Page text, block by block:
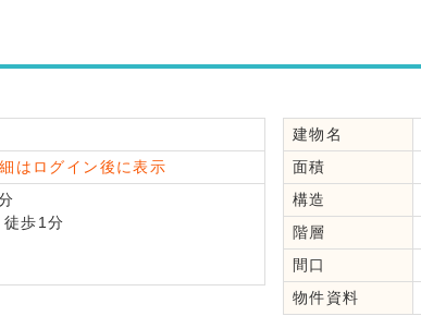
はログイン後に表示
歩1分
建物名
面積
構造
階層
間口
物件資料